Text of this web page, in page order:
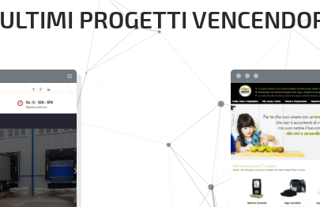
ULTIMI PROGETTI